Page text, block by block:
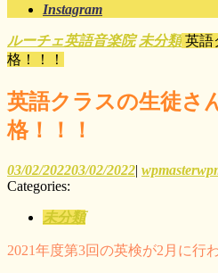
Instagram
ルーチェ英語音楽院 未分類 英語
格！！！
英語クラスの生徒さ
格！！！
03/02/202203/02/2022| wpmaster
Categories:
未分類
2021年度第3回の英検が2月に行